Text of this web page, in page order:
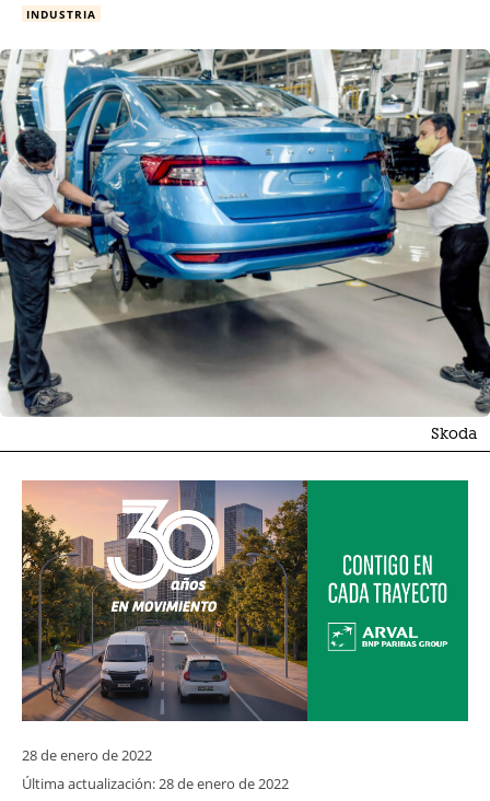
INDUSTRIA
Skoda
28 de enero de 2022
Última actualización:28 de enero de 2022